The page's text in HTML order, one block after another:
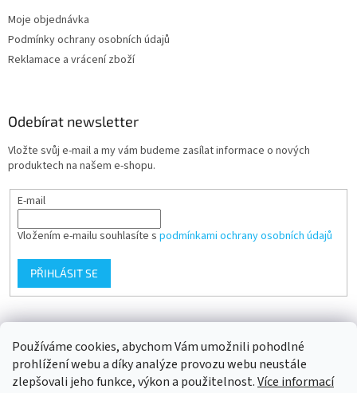
Používáme cookies, abychom Vám umožnili pohodlné
prohlížení webu a díky analýze provozu webu neustále
zlepšovali jeho funkce, výkon a použitelnost.Více informací
Moje objednávka
Podmínky ochrany osobních údajů
Reklamace a vrácení zboží
Odebírat newsletter
Vložte svůj e-mail a my vám budeme zasílat informace o nových
produktech na našem e-shopu.
E-mail
Vložením e-mailu souhlasíte s podmínkami ochrany osobních údajů
PŘIHLÁSIT SE